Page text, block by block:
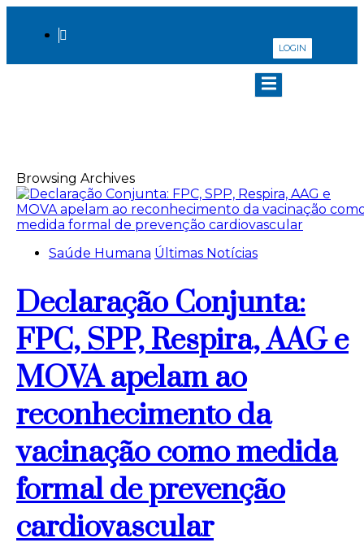
LOGIN
Browsing Archives
Saúde Humana Últimas Notícias
Declaração Conjunta:
FPC, SPP, Respira, AAG e
MOVA apelam ao
reconhecimento da
vacinação como medida
formal de prevenção
cardiovascular